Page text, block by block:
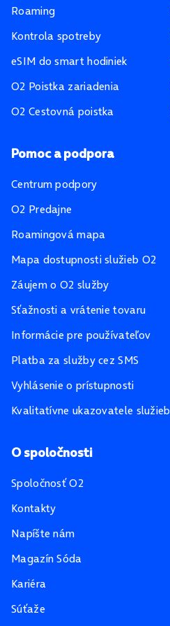
Roaming
Kontrola spotreby
eSIM do smart hodiniek
O2 Poistka zariadenia
O2 Cestovná poistka
Pomoc a podpora
Centrum podpory
O2 Predajne
Roamingová mapa
Mapa dostupnosti služieb O2
Záujem o O2 služby
Sťažnosti a vrátenie tovaru
Informácie pre používateľov
Platba za služby cez SMS
Vyhlásenie o prístupnosti
Kvalitatívne ukazovatele služieb
O spoločnosti
Spoločnosť O2
Kontakty
Napíšte nám
Magazín Sóda
Kariéra
Súťaže